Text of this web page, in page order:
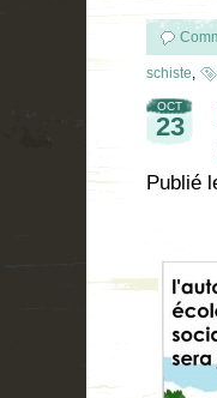
schiste,
OCT
23
Publié